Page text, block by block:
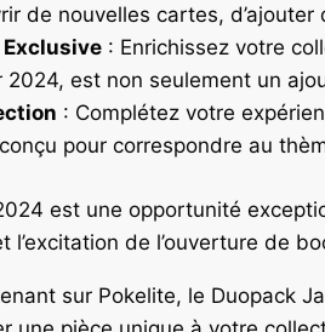
de nouvelles cartes,
Exclusive: Enrichissez votre
2024, est non seulement un
: Complétez votre
pour correspondre au
est une opportunité
de l’ouverture de
sur Pokelite, le Duopack